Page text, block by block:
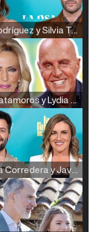
Raúl Rodríguez y Silvia Taulés nos cuentan su papel en 'La familia de la tele'
Kiko Matamoros y Lydia Lozano: "Nuestro público es de todas las edades y RTVE tiene un público muy pegado a las novelas, al que tenemos que captar"
Carlota Corredera y Javier de Hoyos: "La tele tiene que representar al público también y aquí están todos los perfiles posibles&quo;